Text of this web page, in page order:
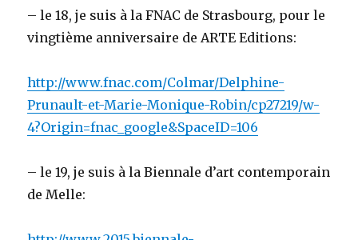
– le 18, je suis à la FNAC de Strasbourg, pour le
vingtième anniversaire de ARTE Editions:
http://www.fnac.com/Colmar/Delphine-
Prunault-et-Marie-Monique-Robin/cp27219/w-
4?Origin=fnac_google&SpaceID=106
– le 19, je suis à la Biennale d’art contemporain
de Melle: